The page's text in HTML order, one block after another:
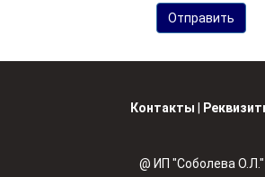
Контакты
@ ИП "Соболева О.Л."